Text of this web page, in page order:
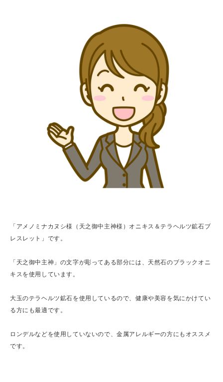
「アメノミナカヌシ様（天之御中主神様）オニキス＆テラヘルツ鉱石ブ
レスレット」です。
「天之御中主神」の文字が彫ってある部分には、天然石のブラックオニ
キスを使用しています。
大玉のテラヘルツ鉱石を使用しているので、健康や美容を気にかけてい
る方にも最適です。
ロンデルなどを使用していないので、金属アレルギーの方にもオススメ
です。